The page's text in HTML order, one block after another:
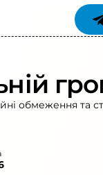
обмеження та